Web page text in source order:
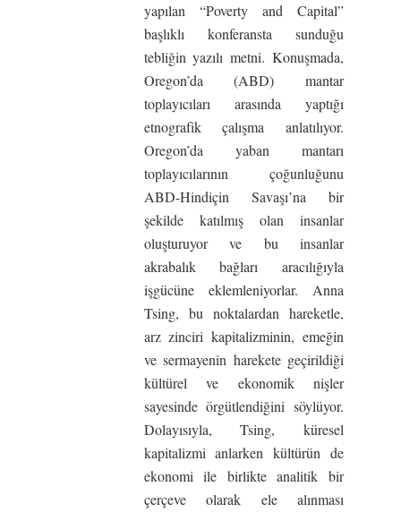
yapılan “Poverty and Capital”
başlıklı konferansta sunduğu
tebliğin yazılı metni. Konuşmada,
Oregon’da (ABD) mantar
toplayıcıları arasında yaptığı
etnografik çalışma anlatılıyor.
Oregon’da yaban mantarı
toplayıcılarının çoğunluğunu
ABD-Hindiçin Savaşı’na bir
şekilde katılmış olan insanlar
oluşturuyor ve bu insanlar
akrabalık bağları aracılığıyla
işgücüne eklemleniyorlar. Anna
Tsing, bu noktalardan hareketle,
arz zinciri kapitalizminin, emeğin
ve sermayenin harekete geçirildiği
kültürel ve ekonomik nişler
sayesinde örgütlendiğini söylüyor.
Dolayısıyla, Tsing, küresel
kapitalizmi anlarken kültürün de
ekonomi ile birlikte analitik bir
çerçeve olarak ele alınması